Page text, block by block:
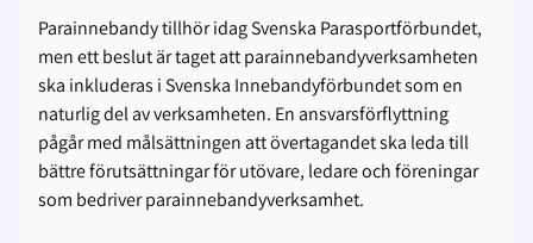
Parainnebandy tillhör idag Svenska Parasportförbundet,
men ett beslut är taget att parainnebandyverksamheten
ska inkluderas i Svenska Innebandyförbundet som en
naturlig del av verksamheten. En ansvarsförflyttning
pågår med målsättningen att övertagandet ska leda till
bättre förutsättningar för utövare, ledare och föreningar
som bedriver parainnebandyverksamhet.